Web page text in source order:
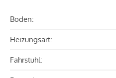
Boden:
Heizungsart:
Fahrstuhl: